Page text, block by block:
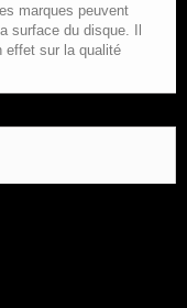
marques peuvent
surface du disque. Il
effet sur la qualité